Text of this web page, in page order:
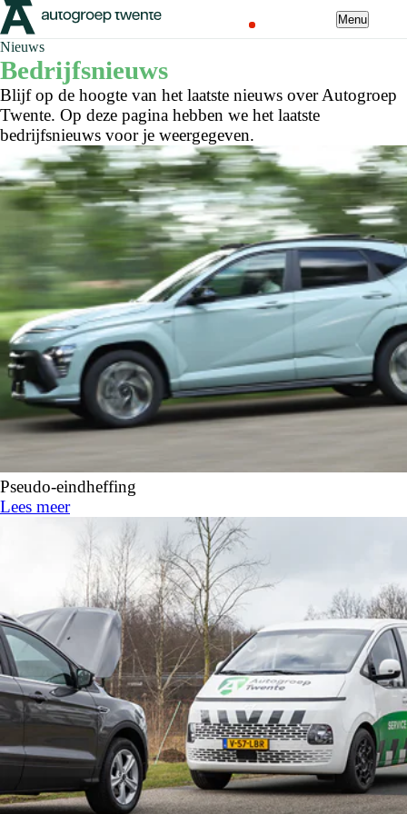
Menu
Nieuws
Bedrijfsnieuws
Blijf op de hoogte van het laatste nieuws over Autogroep
Twente. Op deze pagina hebben we het laatste
bedrijfsnieuws voor je weergegeven.
Pseudo-eindheffing
Lees meer